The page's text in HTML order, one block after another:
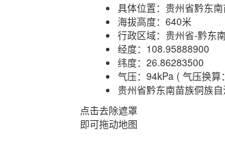
具体位置： 贵州省黔东
海拔高度： 640米
行政区域： 贵州省-黔东
经度： 108.95888900
纬度： 26.86283500
气压： 94kPa ( 气压换算
贵州省黔东南苗族侗族
点击去除遮罩
即可拖动地图